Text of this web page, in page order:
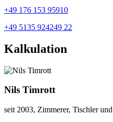
+49 176 153 95910
+49 5135 924249 22
Kalkulation
Nils Timrott
seit 2003, Zimmerer, Tischler